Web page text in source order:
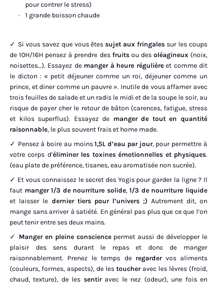
pour contrer le stress)
1 grande boisson chaude
✓ Si vous savez que vous êtessujet aux fringales sur les coups
de 10H/16H pensez à prendre des fruitsou des oléagineux (noix,
noisettes…). Essayez de manger à heure régulièreet comme dit
le dicton : « petit déjeuner comme un roi, déjeuner comme un
prince, et diner comme un pauvre ». Inutile de vous affamer avec
trois feuilles de salade et un radis le midi et de la soupe le soir, au
risque de payer cher le retour de bâton (carences, fatigue, stress
et kilos superflus). Essayez de manger de tout en quantité
raisonnable, le plus souvent frais et home made.
✓ Pensez à boire au moins1,5L d’eau par jour, pour permettre à
votre corps d’éliminer les toxines émotionnelles et physiques.
(eau plate de préférence, tisanes, eau aromatisée non sucrée).
✓ Et vous connaissez le secret des Yogis pour garder la ligne ? Il
faut manger 1/3 de nourriture solide,1/3 de nourriture liquide
et laisser le dernier tiers pour l’univers ;) Autrement dit, on
mange sans arriver à satiété. En général pas plus que ce que l’on
peut tenir entre ses deux mains.
✓ Manger en pleine consciencepermet aussi de développer le
plaisir des sens durant le repas et donc de manger
raisonnablement. Prenez le temps de regarder vos aliments
(couleurs, formes, aspects), de les toucheravec les lèvres (froid,
chaud, texture), de les sentiravec le nez (odeur), une fois en